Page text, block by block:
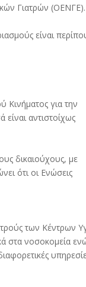
Γιατρών (ΟΕΝΓΕ).
είναι
για την
αντιστοίχως
δικαιούχους, με
ότι οι Ενώσεις
των Κέντρων
στα νοσοκομεία